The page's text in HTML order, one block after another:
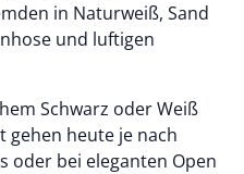
in Naturweiß, Sand
und luftigen
Schwarz oder Weiß
gehen heute je nach
oder bei eleganten Open